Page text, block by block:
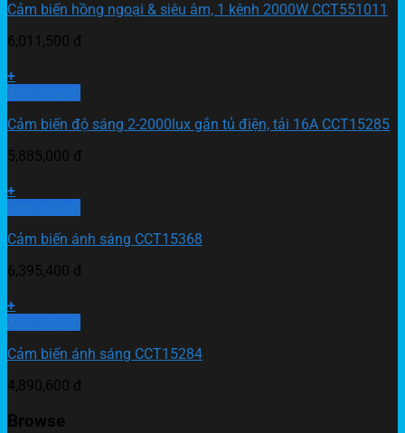
Cảm biến hồng ngoại & siêu âm, 1 kênh 2000W CCT551011
6,011,500 đ
+
Cảm biến độ sáng 2-2000lux gắn tủ điện, tải 16A CCT15285
5,885,000 đ
+
Cảm biến ánh sáng CCT15368
6,395,400 đ
+
Cảm biến ánh sáng CCT15284
4,890,600 đ
Browse